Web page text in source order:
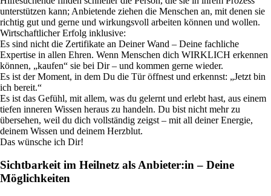
unterstützen kann; Anbietende ziehen die Menschen an, mit denen sie
richtig gut und gerne und wirkungsvoll arbeiten können und wollen.
Wirtschaftlicher Erfolg inklusive:
Es sind nicht die Zertifikate an Deiner Wand – Deine fachliche
Expertise in allen Ehren. Wenn Menschen dich WIRKLICH erkennen
können, „kaufen“ sie bei Dir – und kommen gerne wieder.
Es ist der Moment, in dem Du die Tür öffnest und erkennst: „Jetzt bin
ich bereit.“
Es ist das Gefühl, mit allem, was du gelernt und erlebt hast, aus einem
tiefen inneren Wissen heraus zu handeln. Du bist nicht mehr zu
übersehen, weil du dich vollständig zeigst – mit all deiner Energie,
deinem Wissen und deinem Herzblut.
Das wünsche ich Dir!
Sichtbarkeit im Heilnetz als Anbieter:in – Deine
Möglichkeiten